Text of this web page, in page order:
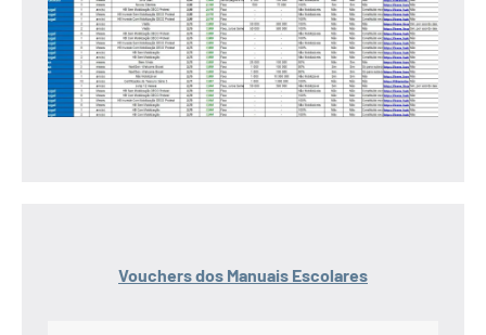
Vouchers dos Manuais Escolares